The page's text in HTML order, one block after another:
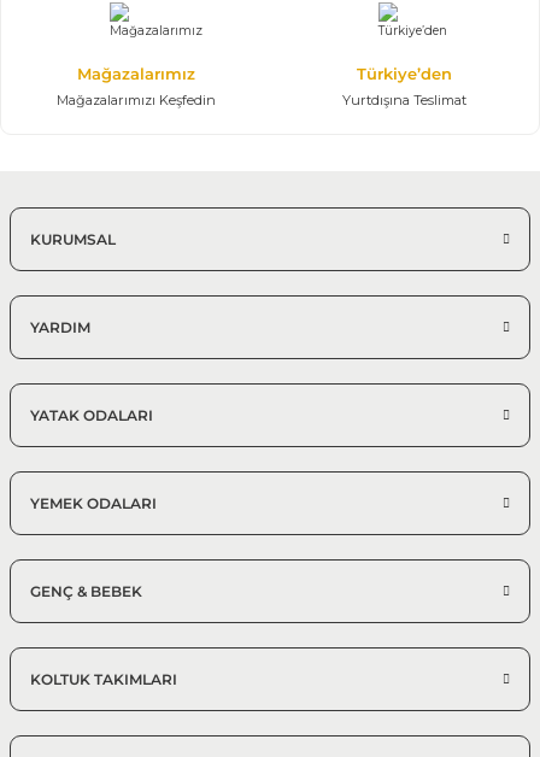
Modern Köşe Koltuk Modelleri
%25 + %10
Mağazalarımız
Mağazalarımızı Keşfedin
Türkiye’den
Yurtdışına Teslimat
KURUMSAL
YARDIM
YATAK ODALARI
YEMEK ODALARI
GENÇ & BEBEK
KOLTUK TAKIMLARI